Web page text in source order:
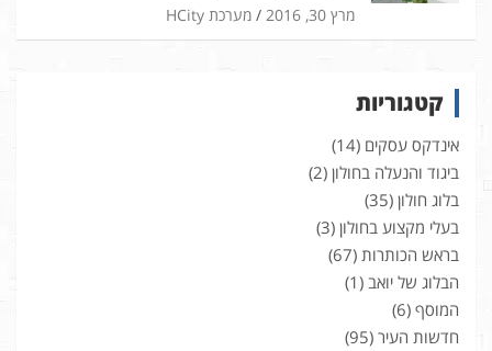
מרץ 30, 2016 מערכת HCity
קטגוריות
אינדקס עסקים (14)
ביגוד והנעלה בחולון (2)
בלוג חולון (35)
בעלי מקצוע בחולון (3)
בראש הכותרות (67)
הבלוג של יואב (1)
המוסף (6)
חדשות העיר (95)